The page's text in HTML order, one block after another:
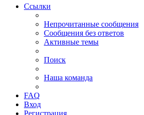
Ссылки
Непрочитанные сообщения
Сообщения без ответов
Активные темы
Поиск
Наша команда
FAQ
Вход